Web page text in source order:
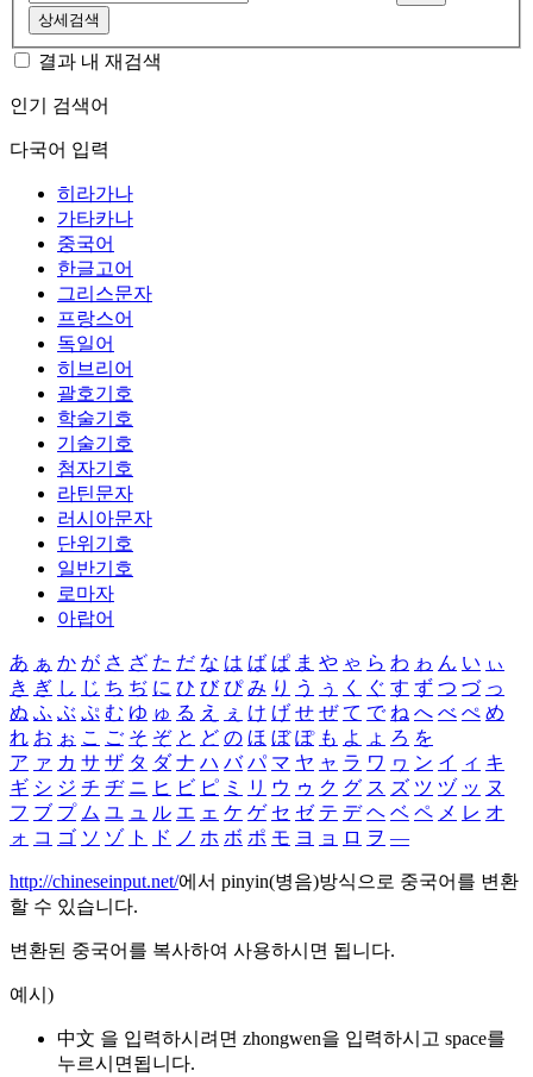
상세검색
결과 내 재검색
인기 검색어
다국어 입력
히라가나
가타카나
중국어
한글고어
그리스문자
프랑스어
독일어
히브리어
괄호기호
학술기호
기술기호
첨자기호
라틴문자
러시아문자
단위기호
일반기호
로마자
아랍어
あ ぁ か が さ ざ た だ な は ば ぱ ま や ゃ ら わ ゎ ん い ぃ
き ぎ し じ ち ぢ に ひ び ぴ み り う ぅ く ぐ す ず つ づ っ
ぬ ふ ぶ ぷ む ゆ ゅ る え ぇ け げ せ ぜ て で ね へ べ ぺ め
れ お ぉ こ ご そ ぞ と ど の ほ ぼ ぽ も よ ょ ろ を
ア ァ カ サ ザ タ ダ ナ ハ バ パ マ ヤ ャ ラ ワ ヮ ン イ ィ キ
ギ シ ジ チ ヂ ニ ヒ ビ ピ ミ リ ウ ゥ ク グ ス ズ ツ ヅ ッ ヌ
フ ブ プ ム ユ ュ ル エ ェ ケ ゲ セ ゼ テ デ ヘ ベ ペ メ レ オ
ォ コ ゴ ソ ゾ ト ド ノ ホ ボ ポ モ ヨ ョ ロ ヲ ―
http://chineseinput.net/에서 pinyin(병음)방식으로 중국어를 변환
할 수 있습니다.
변환된 중국어를 복사하여 사용하시면 됩니다.
예시)
中文 을 입력하시려면 zhongwen을 입력하시고 space를
누르시면됩니다.